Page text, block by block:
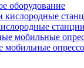
оборудование
станции
мобильные